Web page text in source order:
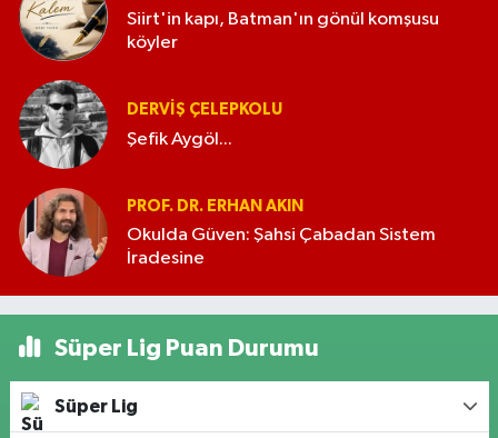
Siirt'in kapı, Batman'ın gönül komşusu
köyler
DERVIŞ ÇELEPKOLU
Şefik Aygöl...
PROF. DR. ERHAN AKIN
Okulda Güven: Şahsi Çabadan Sistem
İradesine
Süper Lig Puan Durumu
Süper Lig